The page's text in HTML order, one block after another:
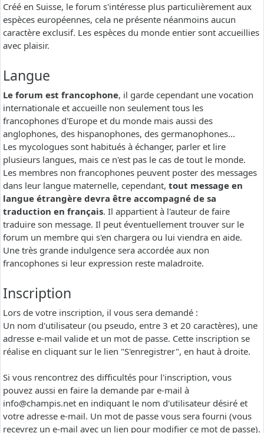
Créé en Suisse, le forum s'intéresse plus particulièrement aux
espèces européennes, cela ne présente néanmoins aucun
caractère exclusif. Les espèces du monde entier sont accueillies
avec plaisir.
Langue
Le forum est francophone, il garde cependant une vocation
internationale et accueille non seulement tous les
francophones d'Europe et du monde mais aussi des
anglophones, des hispanophones, des germanophones...
Les mycologues sont habitués à échanger, parler et lire
plusieurs langues, mais ce n'est pas le cas de tout le monde.
Les membres non francophones peuvent poster des messages
dans leur langue maternelle, cependant, tout message en
langue étrangère devra être accompagné de sa
traduction en français. Il appartient à l'auteur de faire
traduire son message. Il peut éventuellement trouver sur le
forum un membre qui s'en chargera ou lui viendra en aide.
Une très grande indulgence sera accordée aux non
francophones si leur expression reste maladroite.
Inscription
Lors de votre inscription, il vous sera demandé :
Un nom d'utilisateur (ou pseudo, entre 3 et 20 caractères), une
adresse e-mail valide et un mot de passe. Cette inscription se
réalise en cliquant sur le lien "S'enregistrer", en haut à droite.
Si vous rencontrez des difficultés pour l'inscription, vous
pouvez aussi en faire la demande par e-mail à
info@champis.net en indiquant le nom d'utilisateur désiré et
votre adresse e-mail. Un mot de passe vous sera fourni (vous
recevrez un e-mail avec un lien pour modifier ce mot de passe).